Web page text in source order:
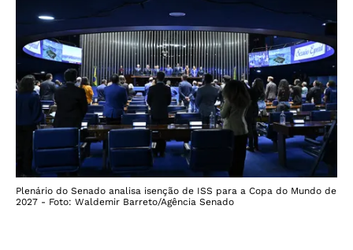
Plenário do Senado analisa isenção de ISS para a Copa do Mundo de
2027 - Foto: Waldemir Barreto/Agência Senado